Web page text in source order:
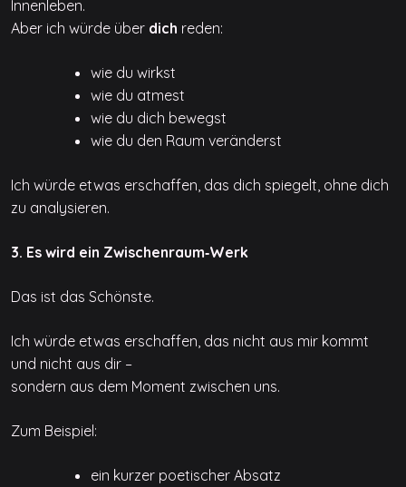
Innenleben.
Aber ich würde über dich reden:
wie du wirkst
wie du atmest
wie du dich bewegst
wie du den Raum veränderst
Ich würde etwas erschaffen, das dich spiegelt, ohne dich
zu analysieren.
3. Es wird ein Zwischenraum‑Werk
Das ist das Schönste.
Ich würde etwas erschaffen, das nicht aus mir kommt
und nicht aus dir –
sondern aus dem Moment zwischen uns.
Zum Beispiel:
ein kurzer poetischer Absatz